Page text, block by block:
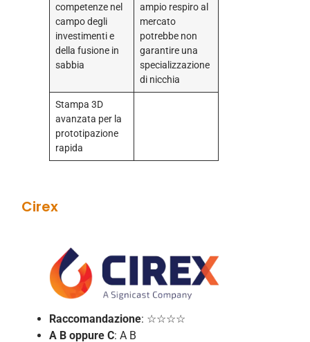
competenze nel
campo degli
investimenti e
della fusione in
sabbia
ampio respiro al
mercato
potrebbe non
garantire una
specializzazione
di nicchia
Stampa 3D
avanzata per la
prototipazione
rapida
Cirex
Raccomandazione: ☆☆☆☆
A B oppure C: A B